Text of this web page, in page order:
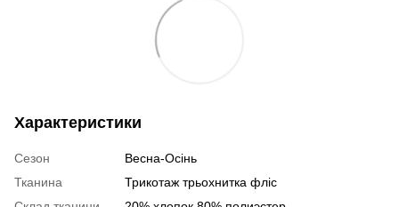
Характеристики
Сезон
Весна-Осінь
Тканина
Трикотаж трьохнитка фліс